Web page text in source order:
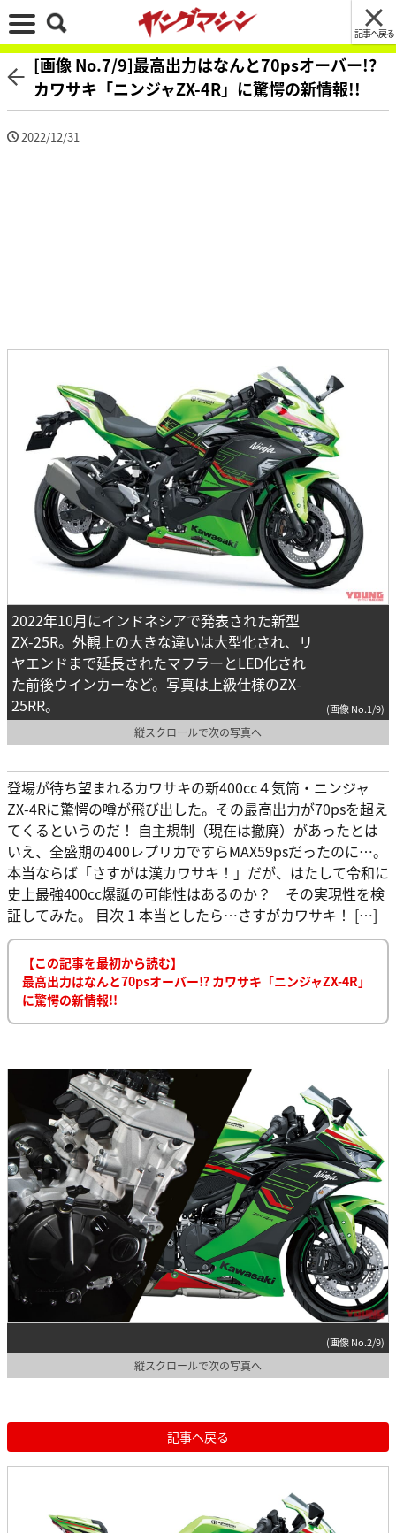
記事へ戻る
[画像 No.7/9]最高出力はなんと70psオーバー!?
カワサキ「ニンジャZX-4R」に驚愕の新情報!!
2022/12/31
2022年10月にインドネシアで発表された新型
ZX-25R。外観上の大きな違いは大型化され、リ
ヤエンドまで延長されたマフラーとLED化され
た前後ウインカーなど。写真は上級仕様のZX-
25RR。
(画像 No.1/9)
縦スクロールで次の写真へ
登場が待ち望まれるカワサキの新400cc４気筒・ニンジャ
ZX-4Rに驚愕の噂が飛び出した。その最高出力が70psを超え
てくるというのだ！ 自主規制（現在は撤廃）があったとは
いえ、全盛期の400レプリカですらMAX59psだったのに…。
本当ならば「さすがは漢カワサキ！」だが、はたして令和に
史上最強400cc爆誕の可能性はあるのか？ その実現性を検
証してみた。 目次 1 本当としたら…さすがカワサキ！ […]
【この記事を最初から読む】
最高出力はなんと70psオーバー!? カワサキ「ニンジャZX-4R」
に驚愕の新情報!!
(画像 No.2/9)
縦スクロールで次の写真へ
記事へ戻る